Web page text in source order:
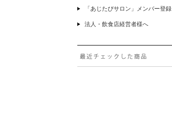
「あじたびサロン」メンバー登録
法人・飲食店経営者様へ